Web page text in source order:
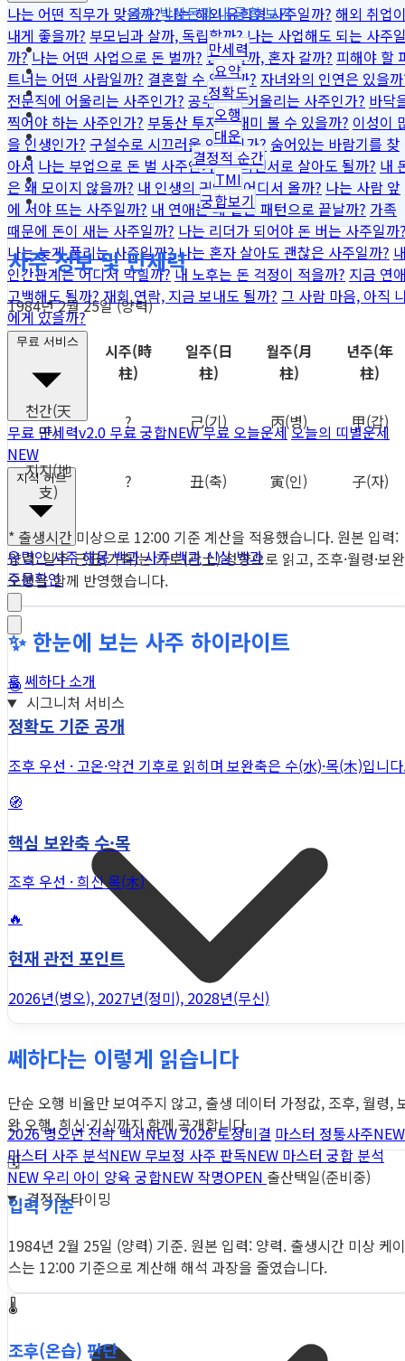
나는 어떤 직무가 맞을까?나는 해외 유학형 사주일까? 해외 취업
내게 좋을까? 부모님과 살까, 독립할까?나는 사업해도 되는 사주
까? 나는 어떤 사업으로 돈 벌까? 동업할까, 혼자 갈까? 피해야 할
트너는 어떤 사람일까? 결혼할 수 있을까? 자녀와의 인연은 있을
전문직에 어울리는 사주인가? 공무원에 어울리는 사주인가? 바닥
찍어야 하는 사주인가? 부동산 투자로 재미 볼 수 있을까? 이성이
을 인생인가? 구설수로 시끄러울 인생인가? 숨어있는 바람기를 찾
아서 나는 부업으로 돈 벌 사주인가?프리랜서로 살아도 될까? 내
은 왜 모이지 않을까? 내 인생의 귀인은 어디서 올까? 나는 사람 앞
에 서야 뜨는 사주일까? 내 연애는 왜 같은 패턴으로 끝날까? 가족
때문에 돈이 새는 사주일까?나는 리더가 되어야 돈 버는 사주일까
나는 늦게 풀리는 사주일까?나는 혼자 살아도 괜찮은 사주일까?
인간관계는 어디서 막힐까?내 노후는 돈 걱정이 적을까? 지금 연
고백해도 될까? 재회 연락, 지금 보내도 될까? 그 사람 마음, 아직
에게 있을까?
무료 서비스
무료 만세력v2.0 무료 궁합NEW무료 오늘운세 오늘의 띠별운세
NEW
지식 허브
유명인 사주해몽 백과사주 백과신살 백과
주문확인
홈 쎄하다 소개
시그니처 서비스
2026 병오년 전략 백서NEW2026 토정비결 마스터 정통사주NEW
마스터 사주 분석NEW무보정 사주 판독NEW마스터 궁합 분석
NEW 우리 아이 양육 궁합NEW 작명OPEN 출산택일(준비중)
결정적 타이밍
가수 박상돈과 내 궁합 보기
만세력
요약
정확도
오행
대운
결정적 순간
TMI
궁합보기
사주 정보 및 만세력
1984년 2월 25일 (양력)
시주(時
柱)
일주(日
柱)
월주(月
柱)
년주(年
柱)
천간(天
干)
? 己(기) 丙(병) 甲(갑)
지지(地
支)
? 丑(축) 寅(인) 子(자)
* 출생시간 미상으로 12:00 기준 계산을 적용했습니다. 원본 입력:
양력. 일주 己丑(기축)는 기토(己土) 성향으로 읽고, 조후·월령·보완
오행을 함께 반영했습니다.
✨ 한눈에 보는 사주 하이라이트
🎯
정확도 기준 공개
조후 우선 · 고온·약건 기후로 읽히며 보완축은 수(水)·목(木)입니
🧭
핵심 보완축 수·목
조후 우선 · 희신 목(木)
🔥
현재 관전 포인트
2026년(병오), 2027년(정미), 2028년(무신)
쎄하다는 이렇게 읽습니다
단순 오행 비율만 보여주지 않고, 출생 데이터 가정값, 조후, 월령,
완 오행, 희신·기신까지 함께 공개합니다.
🗓️
입력 기준
1984년 2월 25일 (양력) 기준. 원본 입력: 양력. 출생시간 미상 케이
스는 12:00 기준으로 계산해 해석 과장을 줄였습니다.
🌡️
조후(온습) 판단